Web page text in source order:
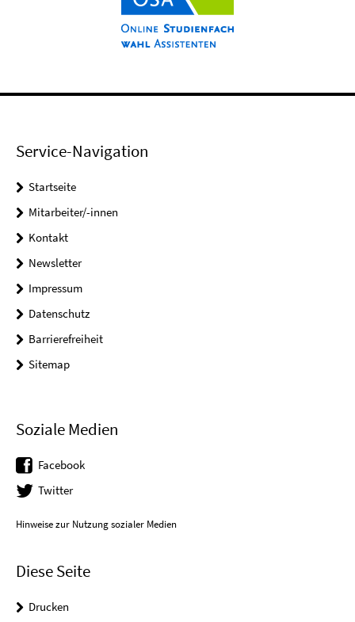
Service-Navigation
Startseite
Mitarbeiter/-innen
Kontakt
Newsletter
Impressum
Datenschutz
Barrierefreiheit
Sitemap
Soziale Medien
Facebook
Twitter
Hinweise zur Nutzung sozialer Medien
Diese Seite
Drucken